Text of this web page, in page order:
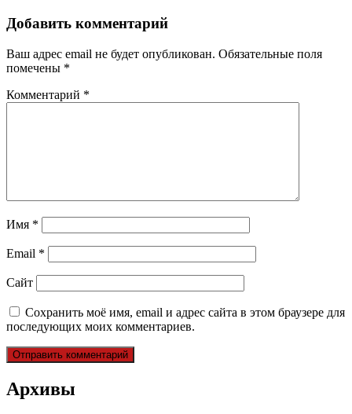
Добавить комментарий
Ваш адрес email не будет опубликован. Обязательные поля
помечены *
Комментарий *
Имя *
Email *
Сайт
Сохранить моё имя, email и адрес сайта в этом браузере для
последующих моих комментариев.
Архивы